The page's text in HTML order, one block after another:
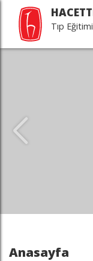
Tıp
Anasayfa